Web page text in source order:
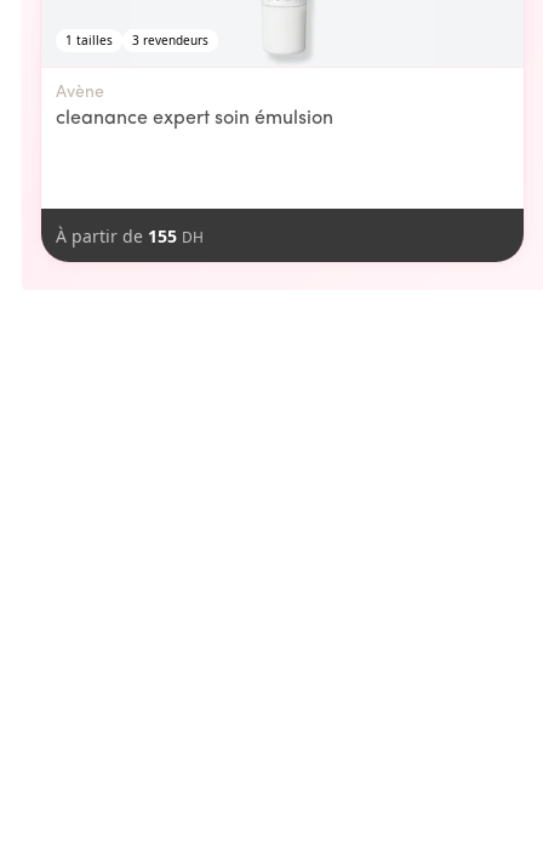
1 tailles 3revendeurs
Avène
cleanance expert soin émulsion
À partir de 155 DH